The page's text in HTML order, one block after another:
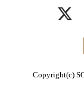
Copyright(c)